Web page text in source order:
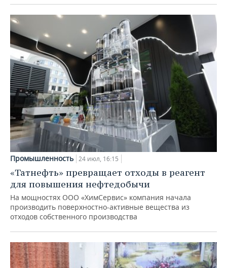
Промышленность 24 июл, 16:15
«Татнефть» превращает отходы в реагент
для повышения нефтедобычи
На мощностях ООО «ХимСервис» компания начала
производить поверхностно-активные вещества из
отходов собственного производства